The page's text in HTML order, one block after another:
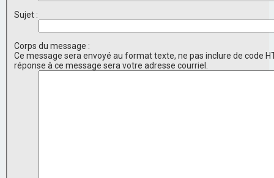
Sujet :
Corps du message :
Ce message sera envoyé au format texte, ne pas inclure de code
réponse à ce message sera votre adresse courriel.